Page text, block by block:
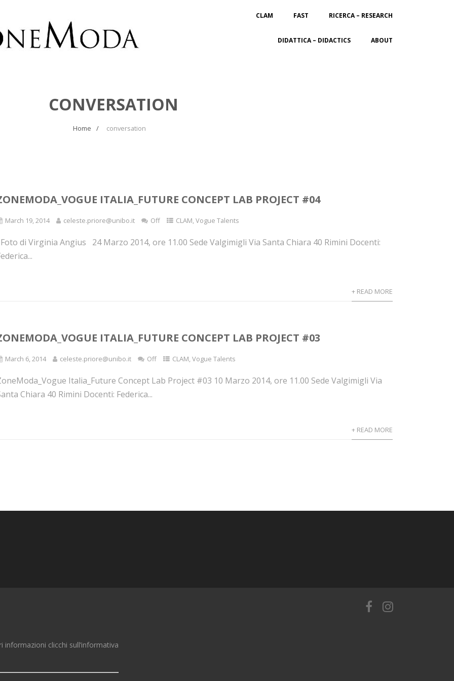
CLAM FAST RICERCA – RESEARCH
DIDATTICA – DIDACTICS ABOUT
CONVERSATION
Home conversation
ITALIA_FUTURE CONCEPT LAB PROJECT #04
March 19, 2014 celeste.priore@unibo.it Off CLAM,Vogue Talents
di Virginia Angius 24 Marzo 2014, ore 11.00 Sede Valgimigli Via Santa Chiara 40 Rimini Docenti:
+ READ MORE
ITALIA_FUTURE CONCEPT LAB PROJECT #03
March 6, 2014 celeste.priore@unibo.it Off CLAM,Vogue Talents
Italia_Future Concept Lab Project #03 10 Marzo 2014, ore 11.00 Sede Valgimigli Via
Chiara 40 Rimini Docenti: Federica...
+ READ MORE
clicchi sull’informativa